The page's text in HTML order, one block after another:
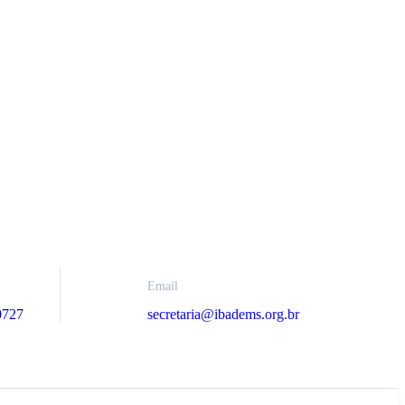
Email
secretaria@ibadems.org.br